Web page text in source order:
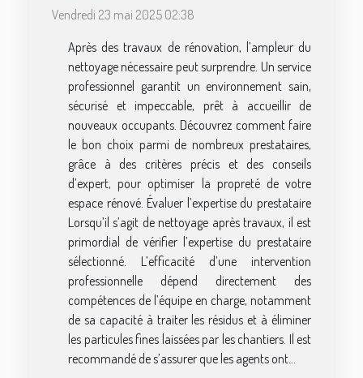
Vendredi 23 mai 2025 02:38
Après des travaux de rénovation, l’ampleur du
nettoyage nécessaire peut surprendre. Un service
professionnel garantit un environnement sain,
sécurisé et impeccable, prêt à accueillir de
nouveaux occupants. Découvrez comment faire
le bon choix parmi de nombreux prestataires,
grâce à des critères précis et des conseils
d’expert, pour optimiser la propreté de votre
espace rénové. Évaluer l’expertise du prestataire
Lorsqu’il s’agit de nettoyage après travaux, il est
primordial de vérifier l’expertise du prestataire
sélectionné. L’efficacité d’une intervention
professionnelle dépend directement des
compétences de l’équipe en charge, notamment
de sa capacité à traiter les résidus et à éliminer
les particules fines laissées par les chantiers. Il est
recommandé de s’assurer que les agents ont...